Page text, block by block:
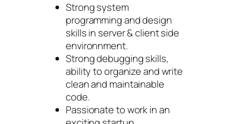
Strong system
programming and design
skills in server & client side
environnment.
Strong debugging skills,
ability to organize and write
clean and maintainable
code.
Passionate to work in an